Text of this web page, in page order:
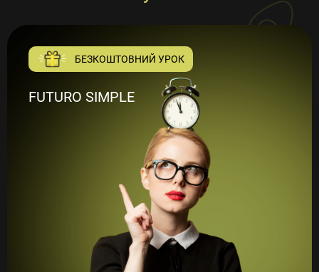
БЕЗКОШТОВНИЙ УРОК
FUTURO SIMPLE